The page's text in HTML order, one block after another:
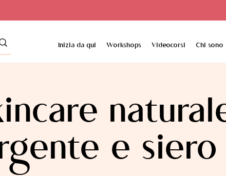
Inizia da qui Workshops Videocorsi Chi sono
e siero